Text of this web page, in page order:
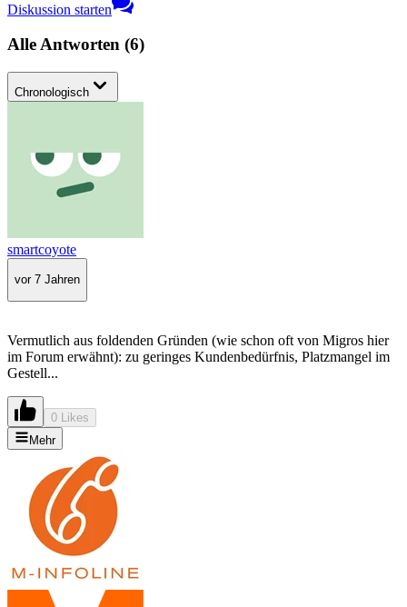
Diskussion starten
Alle Antworten (6)
Chronologisch
smartcoyote
vor 7 Jahren
Vermutlich aus foldenden Gründen (wie schon oft von Migros hier
im Forum erwähnt): zu geringes Kundenbedürfnis, Platzmangel im
Gestell...
0 Likes
Mehr